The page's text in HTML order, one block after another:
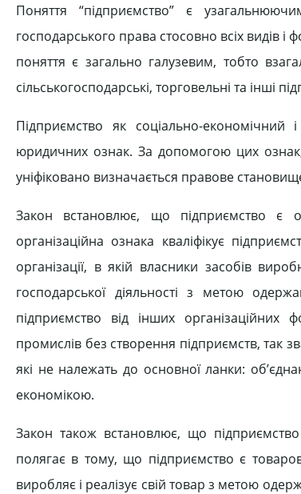
Поняття “підприємство” є
господарського права стосовно всіх видів і
поняття є загально галузевим, тобто
сільськогосподарські, торговельні та інші
Підприємство як соціально-економічний
юридичних ознак. За допомогою цих ознак,
уніфіковано визначається правове
Закон встановлює, що підприємство є
організаційна ознака кваліфікує
організації, в якій власники засобів
господарської діяльності з метою
підприємство від інших організаційних
промислів без створення підприємств, так
які не належать до основної ланки:
економікою.
Закон також встановлює, що
полягає в тому, що підприємство є
виробляє і реалізує свій товар з метою